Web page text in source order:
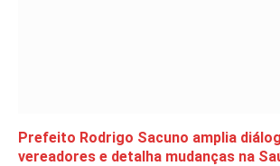
Prefeito Rodrigo Sacuno amplia
vereadores e detalha mudanças na